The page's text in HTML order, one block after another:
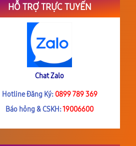
HỖ TRỢ TRỰC TUYẾN
Chat Zalo
Hotline Đăng Ký: 0899 789 369
Báo hỏng & CSKH:19006600